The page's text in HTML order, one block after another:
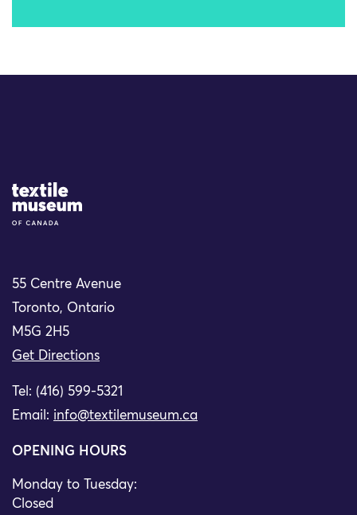
Site Logo
55 Centre Avenue
Toronto, Ontario
M5G 2H5
Get Directions
Tel: (416) 599-5321
Email: info@textilemuseum.ca
OPENING HOURS
Monday to Tuesday:
Closed